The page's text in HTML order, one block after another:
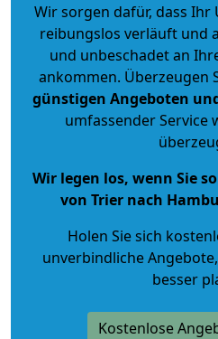
Wir sorgen dafür, dass
reibungslos verläuft und
und unbeschadet an
ankommen. Überzeugen
günstigen Angeboten
umfassender Service
Wir legen los, wenn Sie
von Trier nach
Holen Sie sich
unverbindliche Angebote
besser
Kostenlose